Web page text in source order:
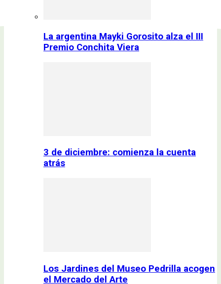
La argentina Mayki Gorosito alza el III
Premio Conchita Viera
3 de diciembre: comienza la cuenta
atrás
Los Jardines del Museo Pedrilla acogen
el Mercado del Arte